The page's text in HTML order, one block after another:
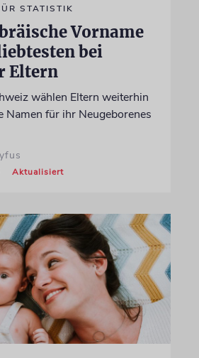
STATISTIK
Vorname
bei
Eltern
wählen Eltern weiterhin
Namen für ihr Neugeborenes
Aktualisiert